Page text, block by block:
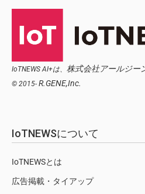
IoTNEWS AI+は、 株式会社アールジー
© 2015- R.GENE,Inc.
IoTNEWSについて
IoTNEWSとは
広告掲載・タイアップ